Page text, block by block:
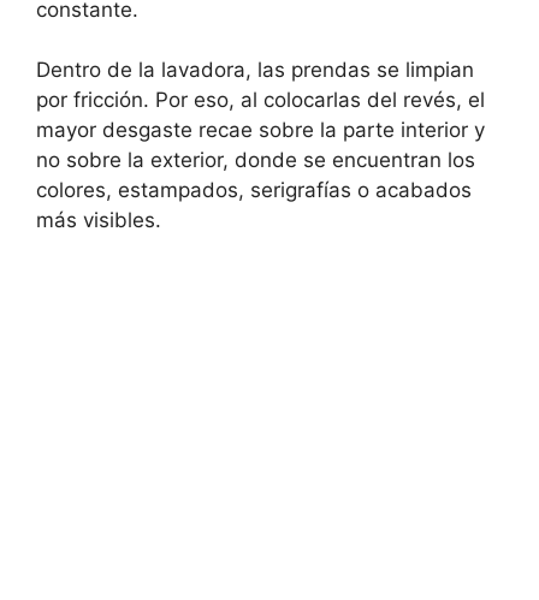
constante.
Dentro de la lavadora, las prendas se limpian
por fricción. Por eso, al colocarlas del revés, el
mayor desgaste recae sobre la parte interior y
no sobre la exterior, donde se encuentran los
colores, estampados, serigrafías o acabados
más visibles.